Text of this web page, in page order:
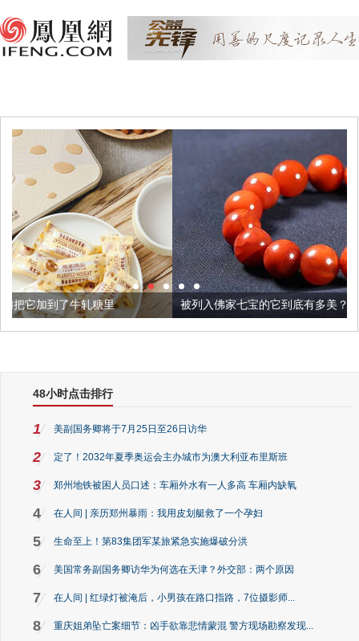
被列入佛家七宝的它到底有多美？
48小时点击排行
1 美副国务卿将于7月25日至26日访华
2 定了！2032年夏季奥运会主办城市为澳大利亚布里斯班
3 郑州地铁被困人员口述：车厢外水有一人多高 车厢内缺氧
4 在人间 | 亲历郑州暴雨：我用皮划艇救了一个孕妇
5 生命至上！第83集团军某旅紧急实施爆破分洪
6 美国常务副国务卿访华为何选在天津？外交部：两个原因
7 在人间 | 红绿灯被淹后，小男孩在路口指路，7位摄影师...
8 重庆姐弟坠亡案细节：凶手欲靠悲情蒙混 警方现场勘察发现...